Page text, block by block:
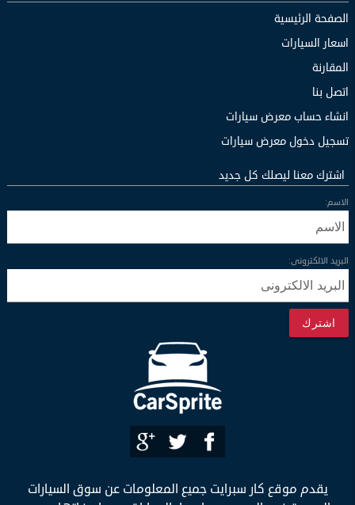
الصفحة الرئيسية
اسعار السيارات
المقارنة
اتصل بنا
انشاء حساب معرض سيارات
تسجيل دخول معرض سيارات
اشترك معنا ليصلك كل جديد
الاسم:
البريد الالكترونى:
اشترك
يقدم موقع كار سبرايت جميع المعلومات عن سوق السيارات